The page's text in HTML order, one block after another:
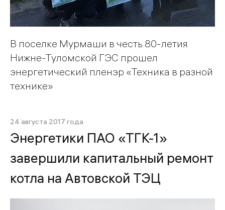
В поселке Мурмаши в честь 80-летия
Нижне-Туломской ГЭС прошел
энергетический пленэр «Техника в разной
технике»
24 августа 2017 года
Энергетики ПАО «ТГК-1»
завершили капитальный ремонт
котла на Автовской ТЭЦ